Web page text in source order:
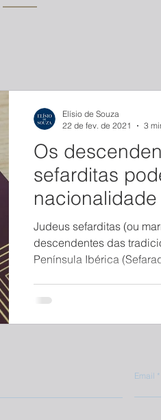
Os
sefarditas
Judeus sefarditas (ou
descendentes das
Península Ibérica
Elísio de Souza
22 de fev. de 2021
3
Email